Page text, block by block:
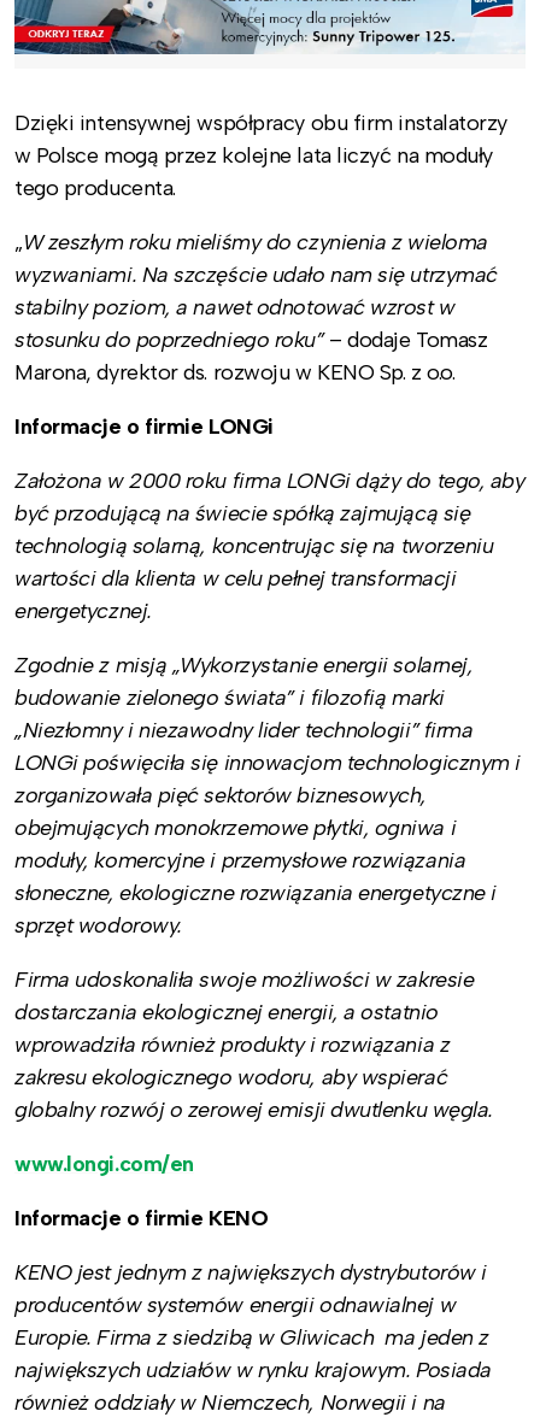
Dzięki intensywnej współpracy obu firm instalatorzy
w Polsce mogą przez kolejne lata liczyć na moduły
tego producenta.
„W zeszłym roku mieliśmy do czynienia z wieloma
wyzwaniami. Na szczęście udało nam się utrzymać
stabilny poziom, a nawet odnotować wzrost w
stosunku do poprzedniego roku”– dodaje Tomasz
Marona, dyrektor ds. rozwoju w KENO Sp. z o.o.
Informacje o firmie LONGi
Założona w 2000 roku firma LONGi dąży do tego, aby
być przodującą na świecie spółką zajmującą się
technologią solarną, koncentrując się na tworzeniu
wartości dla klienta w celu pełnej transformacji
energetycznej.
Zgodnie z misją „Wykorzystanie energii solarnej,
budowanie zielonego świata” i filozofią marki
„Niezłomny i niezawodny lider technologii” firma
LONGi poświęciła się innowacjom technologicznym i
zorganizowała pięć sektorów biznesowych,
obejmujących monokrzemowe płytki, ogniwa i
moduły, komercyjne i przemysłowe rozwiązania
słoneczne, ekologiczne rozwiązania energetyczne i
sprzęt wodorowy.
Firma udoskonaliła swoje możliwości w zakresie
dostarczania ekologicznej energii, a ostatnio
wprowadziła również produkty i rozwiązania z
zakresu ekologicznego wodoru, aby wspierać
globalny rozwój o zerowej emisji dwutlenku węgla.
www.longi.com/en
Informacje o firmie KENO
KENO jest jednym z największych dystrybutorów i
producentów systemów energii odnawialnej w
Europie. Firma z siedzibą w Gliwicach ma jeden z
największych udziałów w rynku krajowym. Posiada
również oddziały w Niemczech, Norwegii i na